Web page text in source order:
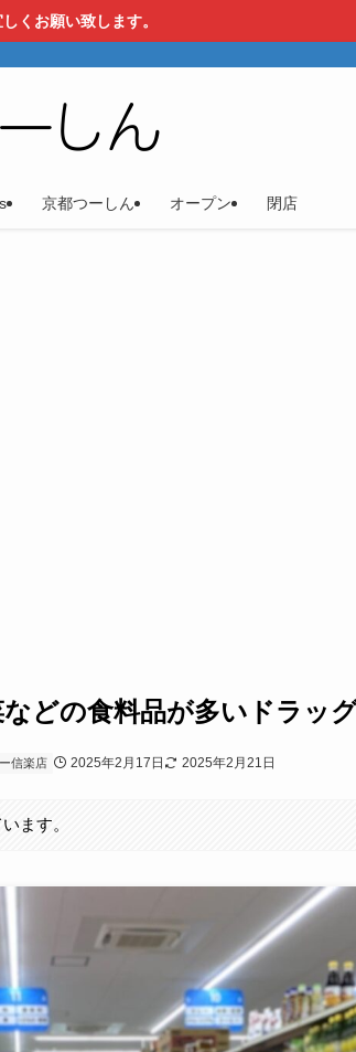
くお願い致します。
京都つーしん オープン 閉店
などの食料品が多いドラッ
信楽店 2025年2月17日 2025年2月21日
ます。